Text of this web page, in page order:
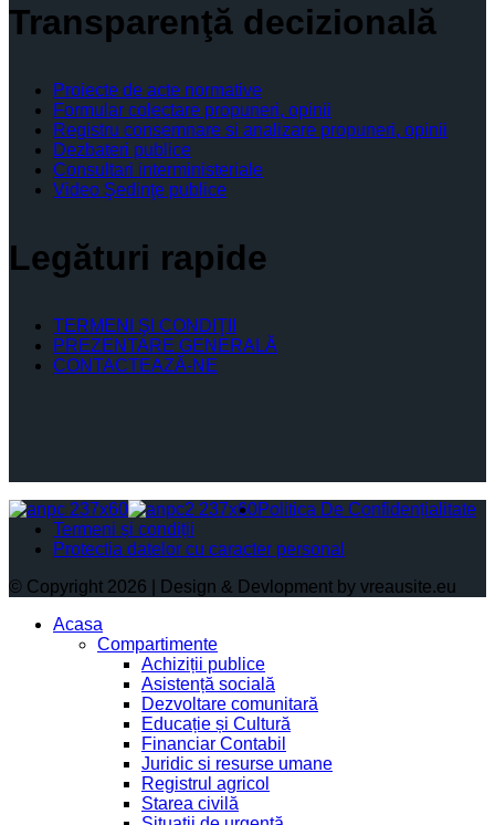
Transparenţă decizională
Proiecte de acte normative
Formular colectare propuneri, opinii
Registru consemnare si analizare propuneri, opinii
Dezbateri publice
Consultari interministeriale
Video Şedinţe publice
Legături rapide
TERMENI ŞI CONDIŢII
PREZENTARE GENERALĂ
CONTACTEAZĂ-NE
Politica De Confidențialitate
Termeni și condiții
Protectia datelor cu caracter personal
© Copyright 2026 | Design & Devlopment by vreausite.eu
Acasa
Compartimente
Achiziții publice
Asistență socială
Dezvoltare comunitară
Educație și Cultură
Financiar Contabil
Juridic si resurse umane
Registrul agricol
Starea civilă